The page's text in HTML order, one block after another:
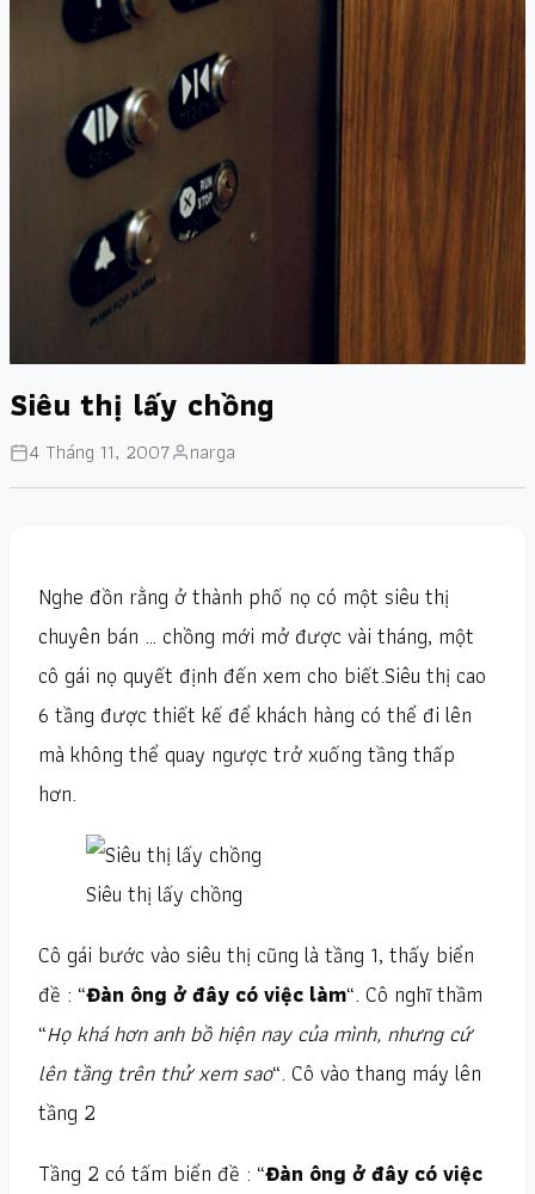
Siêu thị lấy chồng
4 Tháng 11, 2007 narga
Nghe đồn rằng ở thành phố nọ có một siêu thị
chuyên bán … chồng mới mở được vài tháng, một
cô gái nọ quyết định đến xem cho biết.Siêu thị cao
6 tầng được thiết kế để khách hàng có thể đi lên
mà không thể quay ngược trở xuống tầng thấp
hơn.
Siêu thị lấy chồng
Cô gái bước vào siêu thị cũng là tầng 1, thấy biển
đề : “Đàn ông ở đây có việc làm“. Cô nghĩ thầm
“Họ khá hơn anh bồ hiện nay của mình, nhưng cứ
lên tầng trên thử xem sao“. Cô vào thang máy lên
tầng 2
Tầng 2 có tấm biển đề : “Đàn ông ở đây có việc